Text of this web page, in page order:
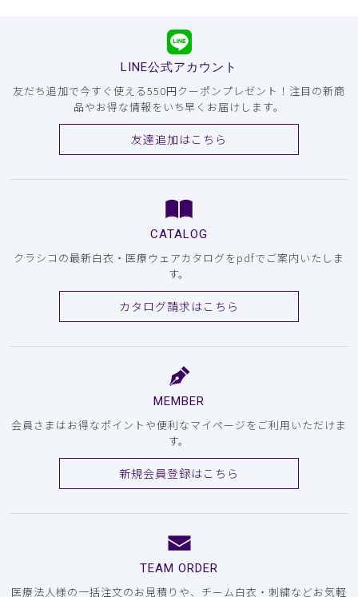
LINE公式アカウント
友だち追加で今すぐ使える550円クーポンプレゼント！注目の新商
品やお得な情報をいち早くお届けします。
友達追加はこちら
CATALOG
クラシコの最新白衣・医療ウェアカタログをpdfでご案内いたしま
す。
カタログ請求はこちら
MEMBER
会員さまはお得なポイントや便利なマイページをご利用いただけま
す。
新規会員登録はこちら
TEAM ORDER
医療法人様の一括注文のお見積りや、チーム白衣・刺繍などお気軽